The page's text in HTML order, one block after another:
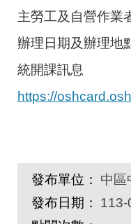
主勞工及自營作業
辦理日期及辦理地
統開課訊息
https://
發布單位：
中區
發布日期：
113-